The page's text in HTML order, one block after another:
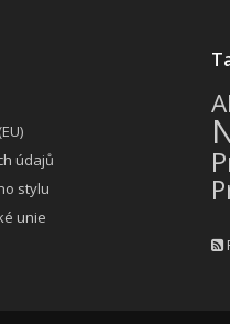
údajů
stylu
unie